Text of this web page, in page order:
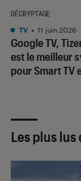
Google TV,
est le meilleur
pour Smart TV
DÉCRYPTAGE
TV • 11 juin 2026
Les plus lus